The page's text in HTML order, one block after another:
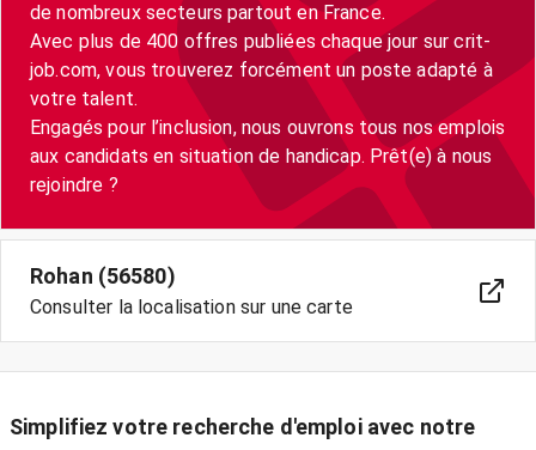
de nombreux secteurs partout en France.
Avec plus de 400 offres publiées chaque jour sur crit-
job.com, vous trouverez forcément un poste adapté à
votre talent.
Engagés pour l’inclusion, nous ouvrons tous nos emplois
aux candidats en situation de handicap. Prêt(e) à nous
rejoindre ?
Rohan (56580)
Consulter la localisation sur une carte
Simplifiez votre recherche d'emploi avec notre